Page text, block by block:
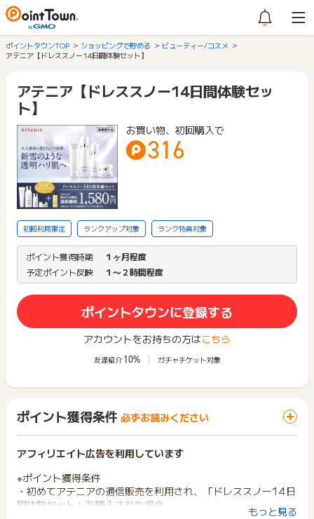
ポイントタウンTOP ショッピングで貯める
ビューティー/コスメ
アテニア【ドレススノー14日間体験セット】
アテニア【ドレススノー14日間体験セッ
ト】
お買い物、初回購入で
316
初回利用限定 ランクアップ対象 ランク特典対象
ポイント獲得時期
１ヶ月程度
予定ポイント反映
１〜２時間程度
ポイントタウンに登録する
アカウントをお持ちの方はこちら
友達紹介 10% ガチャチケット対象
ポイント獲得条件 必ずお読みください
アフィリエイト広告を利用しています
※ポイント獲得条件
・初めてアテニアの通信販売を利用され、「ドレススノー14日
間体験セット」を購入された場合
もっと見る